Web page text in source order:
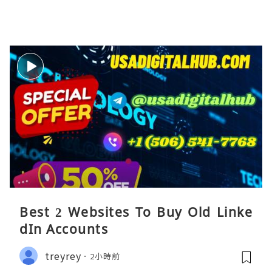
Best 2 Websites To Buy Old Linke
dIn Accounts
treyrey 2小時前